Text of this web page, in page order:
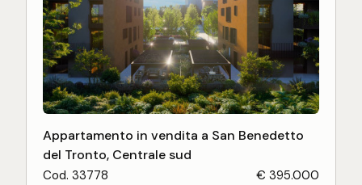
Appartamento in vendita a San Benedetto
del Tronto, Centrale sud
Cod. 33778 € 395.000